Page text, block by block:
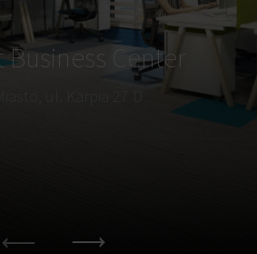
Center
ul. Karpia 27 D